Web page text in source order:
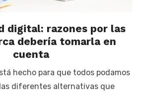
digital: razones por las
debería tomarla en
cuenta
hecho para que todos podamos
diferentes alternativas que